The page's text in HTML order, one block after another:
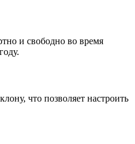
и свободно во время
что позволяет настроить